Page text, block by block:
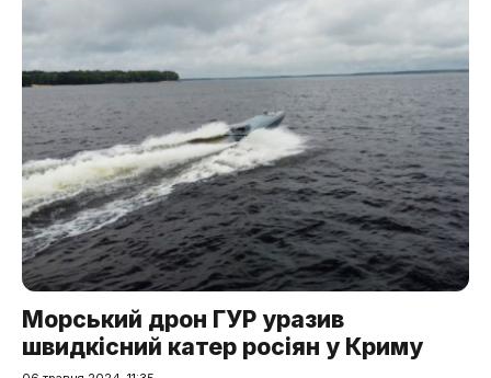
Морський дрон ГУР уразив
швидкісний катер росіян у Криму